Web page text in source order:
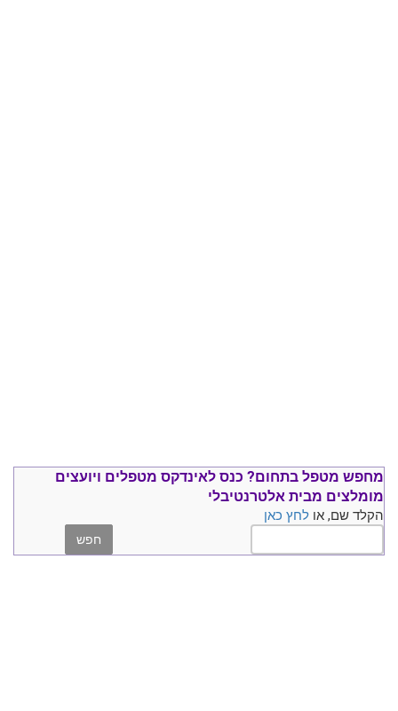
מחפש מטפל בתחום? כנס לאינדקס מטפלים ויועצים
מומלצים מבית אלטרנטיבלי
הקלד שם, או לחץ כאן